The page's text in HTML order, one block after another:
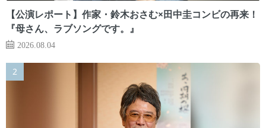
【公演レポート】作家・鈴木おさむ×田中圭コンビの再来！
『母さん、ラブソングです。』
2026.08.04